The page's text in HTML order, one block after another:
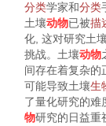
分类学家和分类
土壤动物已被描
化, 这对研究土壤
挑战。土壤动物
间存在着复杂的
可能导致土壤生
了量化研究的难
物研究的日益重